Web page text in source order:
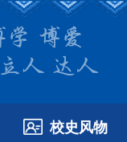
校史风物